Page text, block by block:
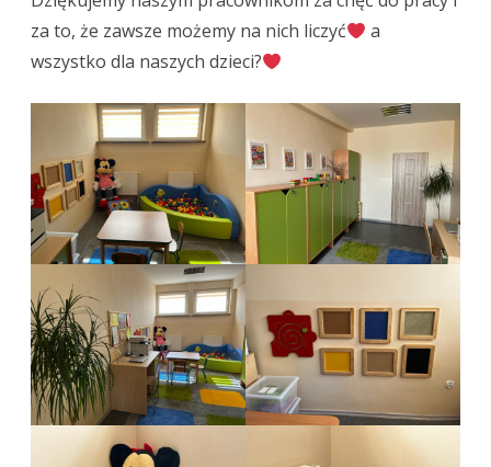
za to, że zawsze możemy na nich liczyć
a
wszystko dla naszych dzieci?